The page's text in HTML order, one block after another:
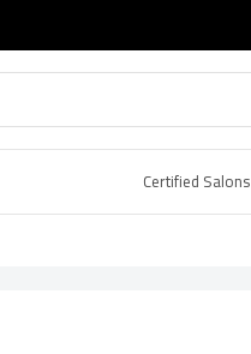
Certified Salons